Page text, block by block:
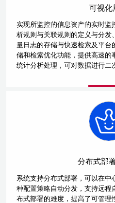
可视化
实现所监控的信息资产的实时监
析规则与关联规则的定义与分发
量日志的存储与快速检索及平台
储和检索优化功能，提供高速的
统计分析处理，可对数据进行二
分布式部
系统支持分布式部署，可以在中
种配置策略自动分发，支持远程
布式部署的难度，提高了可管理